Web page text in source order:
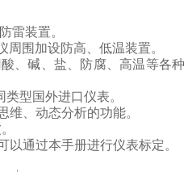
雷装置。
围加设防高、低温装置。
、碱、盐、防腐、高温等各种
型国外进口仪表。
、动态分析的功能。
通过本手册进行仪表标定。